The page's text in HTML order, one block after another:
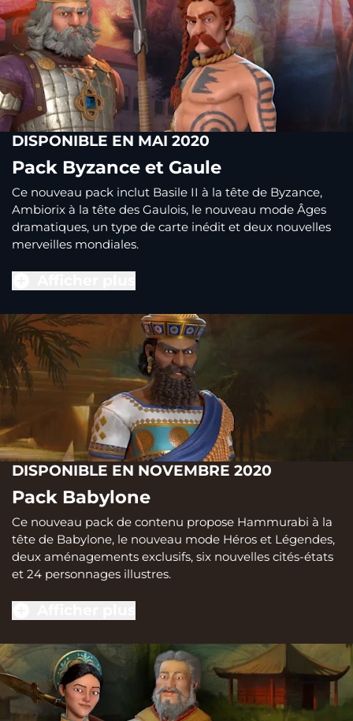
DISPONIBLE EN MAI 2020
Pack Byzance et Gaule
Ce nouveau pack inclut Basile II à la tête de Byzance,
Ambiorix à la tête des Gaulois, le nouveau mode Âges
dramatiques, un type de carte inédit et deux nouvelles
merveilles mondiales.
DISPONIBLE EN NOVEMBRE 2020
Pack Babylone
Ce nouveau pack de contenu propose Hammurabi à la
tête de Babylone, le nouveau mode Héros et Légendes,
deux aménagements exclusifs, six nouvelles cités-états
et 24 personnages illustres.